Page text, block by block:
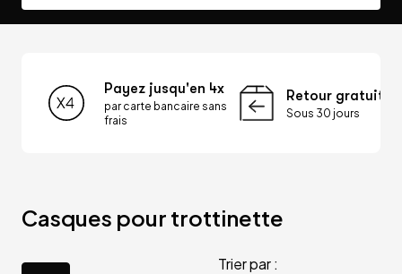
Payez jusqu'en 4x
par carte bancaire sans
frais
Retour gratuit
Sous 30 jours
Casques pour trottinette
Trier par :